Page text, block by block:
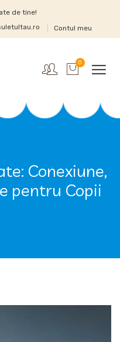
de tine!
Contul meu
0
Conexiune,
pentru Copii